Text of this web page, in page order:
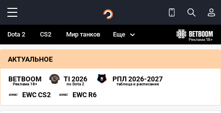
Dota 2 CS2 Мир танков Еще
АКТУАЛЬНОЕ
BETBOOM
Реклама 18+
TI 2026
по Dota 2
РПЛ 2026-2027
таблица и расписание
EWC CS2 EWC R6